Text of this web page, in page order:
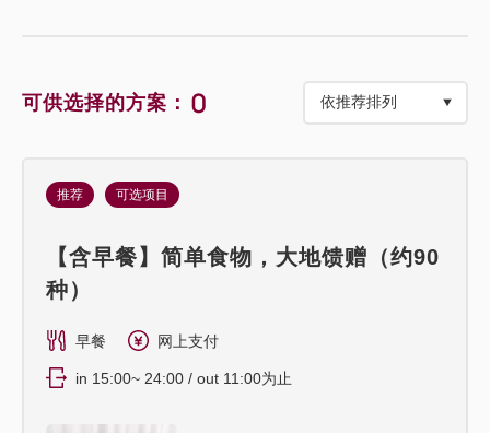
※如需刮胡刀，请向前台索取。
可供选择的方案： 0
推荐 可选项目
【含早餐】简单食物，大地馈赠（约90
种）
早餐 网上支付
in 15:00~ 24:00 / out 11:00为止